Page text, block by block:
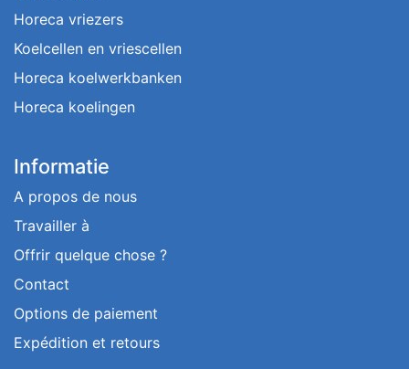
Horeca vriezers
Koelcellen en vriescellen
Horeca koelwerkbanken
Horeca koelingen
Informatie
A propos de nous
Travailler à
Offrir quelque chose ?
Contact
Options de paiement
Expédition et retours